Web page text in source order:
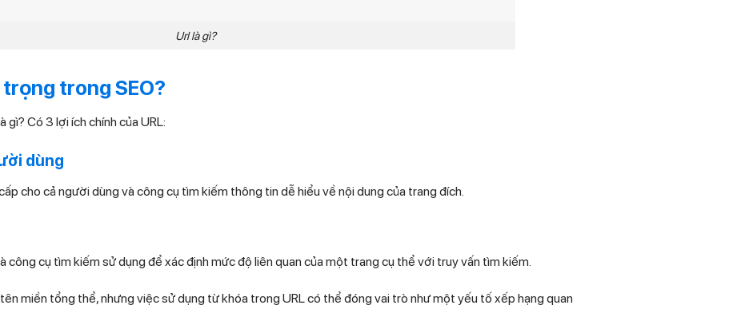
Url là gì?
trọng trong SEO?
gì? Có 3 lợi ích chính của URL:
dùng
cho cả người dùng và công cụ tìm kiếm thông tin dễ hiểu về nội dung của trang đích.
công cụ tìm kiếm sử dụng để xác định mức độ liên quan của một trang cụ thể với truy vấn tìm kiếm.
miền tổng thể, nhưng việc sử dụng từ khóa trong URL có thể đóng vai trò như một yếu tố xếp hạng quan